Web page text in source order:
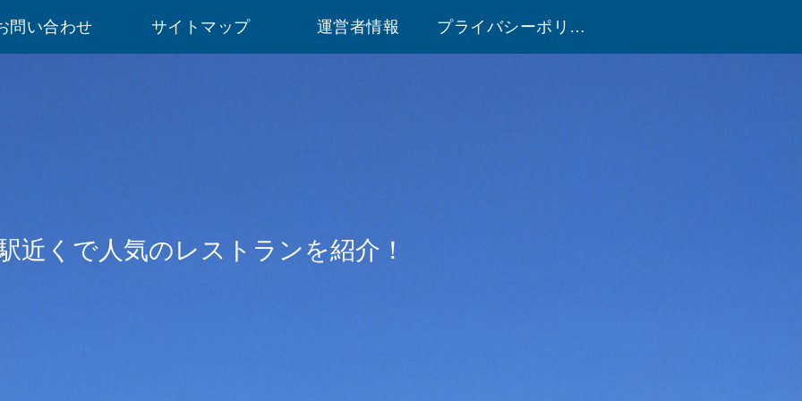
近くで人気のレストランを紹介！
問い合わせ サイトマップ 運営者情報 プライバシーポリシー